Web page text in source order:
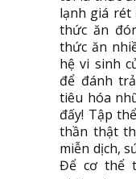
lạnh giá rét
thức ăn
thức ăn
hệ vi sinh
để đánh
tiêu hóa
đấy! Tập
thần thật
miễn dịch,
Để cơ thể